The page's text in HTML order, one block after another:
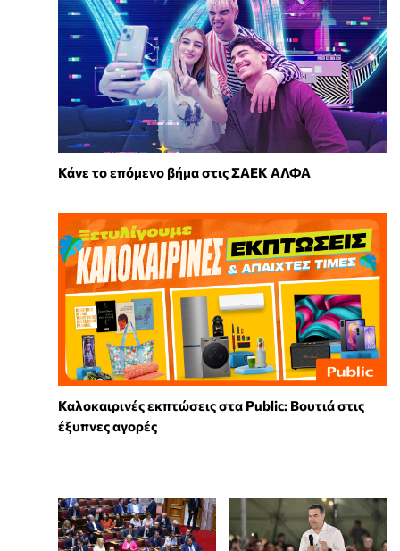
Κάνε το επόμενο βήμα στις ΣΑΕΚ ΑΛΦΑ
Καλοκαιρινές εκπτώσεις στα Public: Βουτιά στις
έξυπνες αγορές